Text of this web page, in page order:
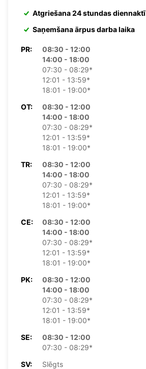
Atgriešana 24 stundas diennaktī
Saņemšana ārpus darba laika
PR:
08:30 - 12:00
14:00 - 18:00
07:30 - 08:29*
12:01 - 13:59*
18:01 - 19:00*
OT:
08:30 - 12:00
14:00 - 18:00
07:30 - 08:29*
12:01 - 13:59*
18:01 - 19:00*
TR:
08:30 - 12:00
14:00 - 18:00
07:30 - 08:29*
12:01 - 13:59*
18:01 - 19:00*
CE:
08:30 - 12:00
14:00 - 18:00
07:30 - 08:29*
12:01 - 13:59*
18:01 - 19:00*
PK:
08:30 - 12:00
14:00 - 18:00
07:30 - 08:29*
12:01 - 13:59*
18:01 - 19:00*
SE:
08:30 - 12:00
07:30 - 08:29*
SV:
Slēgts